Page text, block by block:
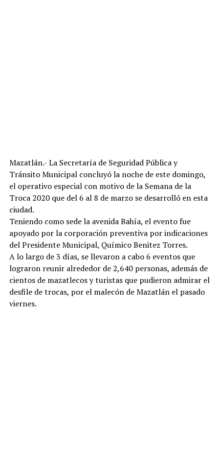
Mazatlán.- La Secretaría de Seguridad Pública y
Tránsito Municipal concluyó la noche de este domingo,
el operativo especial con motivo de la Semana de la
Troca 2020 que del 6 al 8 de marzo se desarrolló en esta
ciudad.
Teniendo como sede la avenida Bahía, el evento fue
apoyado por la corporación preventiva por indicaciones
del Presidente Municipal, Químico Benitez Torres.
A lo largo de 3 días, se llevaron a cabo 6 eventos que
lograron reunir alrededor de 2,640 personas, además de
cientos de mazatlecos y turistas que pudieron admirar el
desfile de trocas, por el malecón de Mazatlán el pasado
viernes.